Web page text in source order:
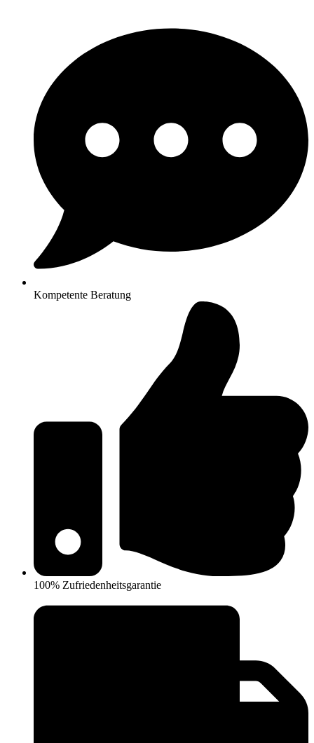
Kompetente Beratung
100% Zufriedenheitsgarantie